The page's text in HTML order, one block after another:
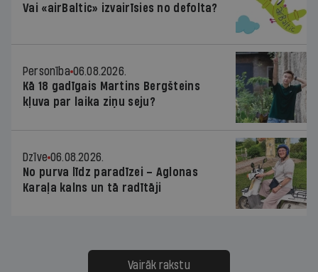
Vai «airBaltic» izvairīsies no defolta?
Personība 06.08.2026.
Kā 18 gadīgais Martins Bergšteins
kļuva par laika ziņu seju?
Dzīve 06.08.2026.
No purva līdz paradīzei – Aglonas
Karaļa kalns un tā radītāji
Vairāk rakstu